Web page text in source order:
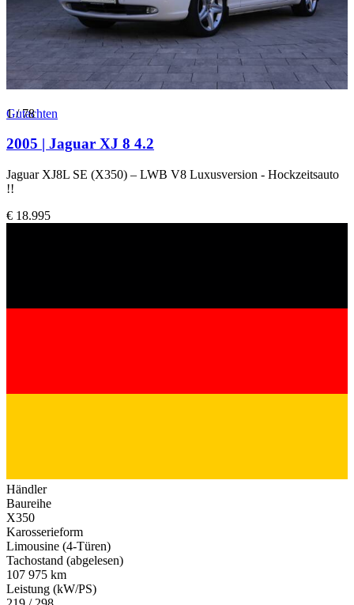
1/78
Gutachten
2005 | Jaguar XJ 8 4.2
Jaguar XJ8L SE (X350) – LWB V8 Luxusversion - Hockzeitsauto
!!
€ 18.995
Händler
Baureihe
X350
Karosserieform
Limousine (4-Türen)
Tachostand (abgelesen)
107 975 km
Leistung (kW/PS)